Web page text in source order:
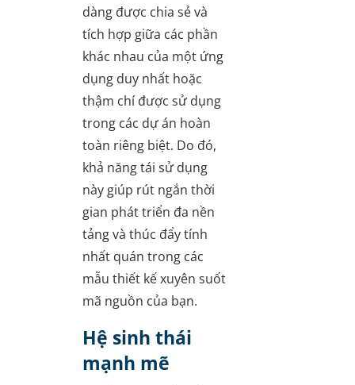
dàng được chia sẻ và
tích hợp giữa các phần
khác nhau của một ứng
dụng duy nhất hoặc
thậm chí được sử dụng
trong các dự án hoàn
toàn riêng biệt. Do đó,
khả năng tái sử dụng
này giúp rút ngắn thời
gian phát triển đa nền
tảng và thúc đẩy tính
nhất quán trong các
mẫu thiết kế xuyên suốt
mã nguồn của bạn.
Hệ sinh thái
mạnh mẽ